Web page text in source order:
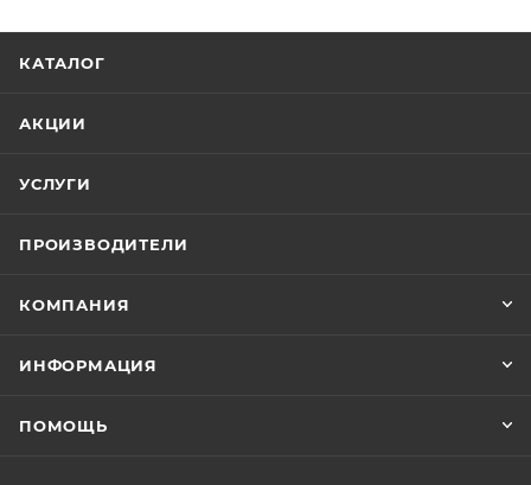
КАТАЛОГ
АКЦИИ
УСЛУГИ
ПРОИЗВОДИТЕЛИ
КОМПАНИЯ
ИНФОРМАЦИЯ
ПОМОЩЬ